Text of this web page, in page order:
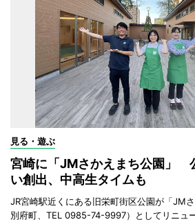
見る・遊ぶ
宮崎に「JMさかえまち公園」
い創出、中高生タイムも
JR宮崎駅近くにある旧栄町街区公園が「JM
別府町、TEL 0985-74-9997）としてリニュ